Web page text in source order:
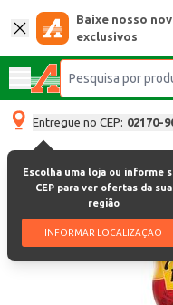
Baixe nosso
exclusivos
Entregue no CEP: 02170-
Escolha uma loja ou informe
CEP para ver ofertas da sua
região
INFORMAR LOCALIZAÇÃO